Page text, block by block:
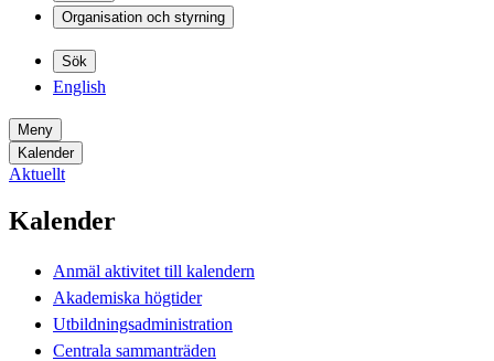
Organisation och styrning
Sök
English
Meny
Kalender
Aktuellt
Kalender
Anmäl aktivitet till kalendern
Akademiska högtider
Utbildningsadministration
Centrala sammanträden